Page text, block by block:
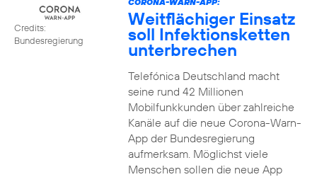
Credits:
Bundesregierung
Weitflächiger Einsatz
soll Infektionsketten
unterbrechen
Telefónica Deutschland macht
seine rund 42 Millionen
Mobilfunkkunden über zahlreiche
Kanäle auf die neue Corona-Warn-
App der Bundesregierung
aufmerksam. Möglichst viele
Menschen sollen die neue App